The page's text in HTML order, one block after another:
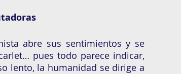
abre sus sentimientos y se
pues todo parece indicar,
lento, la humanidad se dirige a